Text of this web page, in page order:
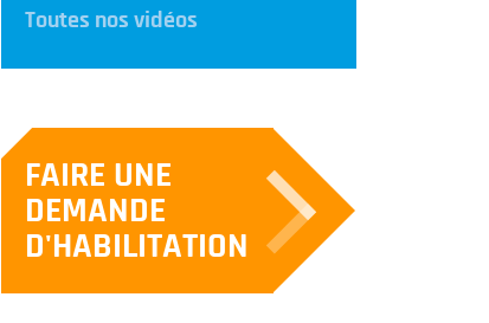
Toutes nos vidéos
FAIRE UNE
DEMANDE
D'HABILITATION